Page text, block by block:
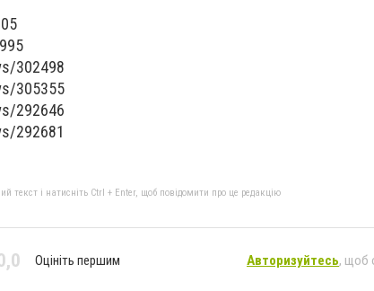
302498
305355
292646
292681
текст і натисніть Ctrl + Enter, щоб повідомити про це редакцію
Оцініть першим Авторизуйтесь, щоб